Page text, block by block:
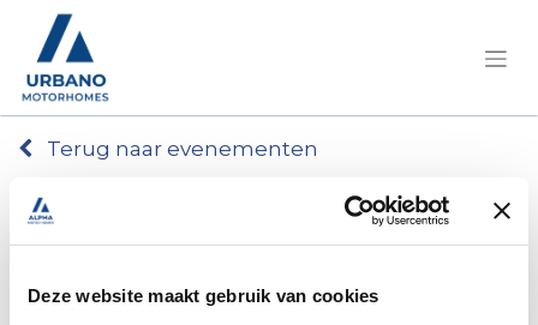
Deze website maakt gebruik van cookies
Terug naar evenementen
Exclusief: Premium Weekend
Tickets
Registraties zijngesloten